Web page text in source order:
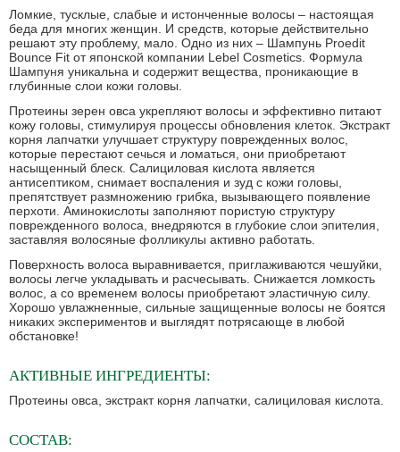
Ломкие, тусклые, слабые и истонченные волосы – настоящая
беда для многих женщин. И средств, которые действительно
решают эту проблему, мало. Одно из них – Шампунь Proedit
Bounce Fit от японской компании Lebel Cosmetics. Формула
Шампуня уникальна и содержит вещества, проникающие в
глубинные слои кожи головы.
Протеины зерен овса укрепляют волосы и эффективно питают
кожу головы, стимулируя процессы обновления клеток. Экстракт
корня лапчатки улучшает структуру поврежденных волос,
которые перестают сечься и ломаться, они приобретают
насыщенный блеск. Салициловая кислота является
антисептиком, снимает воспаления и зуд с кожи головы,
препятствует размножению грибка, вызывающего появление
перхоти. Аминокислоты заполняют пористую структуру
поврежденного волоса, внедряются в глубокие слои эпителия,
заставляя волосяные фолликулы активно работать.
Поверхность волоса выравнивается, приглаживаются чешуйки,
волосы легче укладывать и расчесывать. Снижается ломкость
волос, а со временем волосы приобретают эластичную силу.
Хорошо увлажненные, сильные защищенные волосы не боятся
никаких экспериментов и выглядят потрясающе в любой
обстановке!
АКТИВНЫЕ ИНГРЕДИЕНТЫ:
Протеины овса, экстракт корня лапчатки, салициловая кислота.
СОСТАВ: